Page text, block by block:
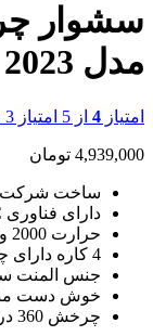
سشوار
مدل 2023
امتیاز 4 از 5 امتیاز 3
4,939,000 تومان
ساخت
دارای فناوری PTC برای جلوگیری از گرم شدن بیش از حد
حرارت 2000 وات
4 کاره دارای چهار عدد سری
جنس المنت
خوش دست
چرخش 360 درجه سیم